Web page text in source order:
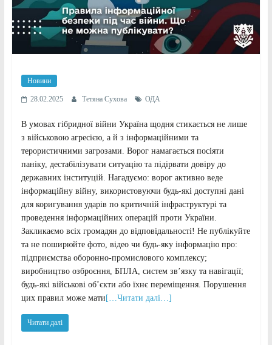
Новини
28.02.2025 Тетяна Сухова ОДА
В умовах гібридної війни Україна щодня стикається не лише
з військовою агресією, а й з інформаційними та
терористичними загрозами. Ворог намагається посіяти
паніку, дестабілізувати ситуацію та підірвати довіру до
державних інституцій. Нагадуємо: ворог активно веде
інформаційну війну, використовуючи будь-які доступні дані
для коригування ударів по критичній інфраструктурі та
проведення інформаційних операцій проти України.
Закликаємо всіх громадян до відповідальності! Не публікуйте
та не поширюйте фото, відео чи будь-яку інформацію про:
підприємства оборонно-промислового комплексу;
виробництво озброєння, БПЛА, систем зв’язку та навігації;
будь-які військові об’єкти або їхнє переміщення. Порушення
цих правил може мати […Читати далі…]
Читати далі